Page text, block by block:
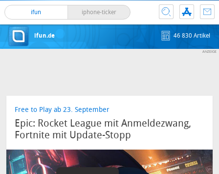
ifun iphone-ticker
ifun.de 46 830 Artikel
Free to Play ab 23. September
Epic: Rocket League mit Anmeldezwang,
Fortnite mit Update-Stopp